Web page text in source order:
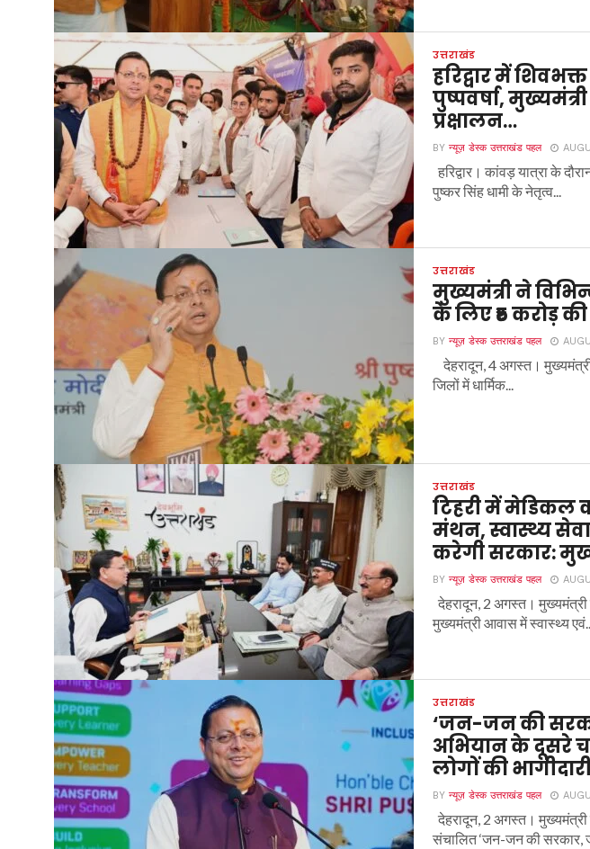
उत्तराखंड
हरिद्वार में
पुष्पवर्षा,
प्रक्षालन…
BYन्यूज़ डेस्क उत्तराखंड पहल
हरिद्वार। कांवड़ यात्रा के
पुष्कर सिंह धामी के नेतृत्व...
उत्तराखंड
मुख्यमंत्री ने
के लिए ₹5 करोड़ की
BYन्यूज़ डेस्क उत्तराखंड पहल
देहरादून, 4 अगस्त। मुख्यमंत्री
जिलों में धार्मिक...
उत्तराखंड
टिहरी में मेडिकल
मंथन, स्वास्थ्य
करेगी सरकार:
BYन्यूज़ डेस्क उत्तराखंड पहल
देहरादून, 2 अगस्त। मुख्यमंत्री
मुख्यमंत्री आवास में स्वास्थ्य
उत्तराखंड
‘जन-जन की
अभियान के दूसरे
लोगों की
BYन्यूज़ डेस्क उत्तराखंड पहल
देहरादून, 2 अगस्त। मुख्यमंत्री
संचालित ‘जन-जन की सरकार,